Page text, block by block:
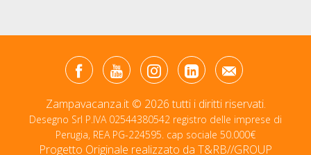
Zampavacanza.it © 2026 tutti i diritti riservati.
Desegno Srl P.IVA 02544380542 registro delle imprese di
Perugia, REA PG-224595. cap sociale 50.000€
Progetto Originale realizzato da T&RB//GROUP